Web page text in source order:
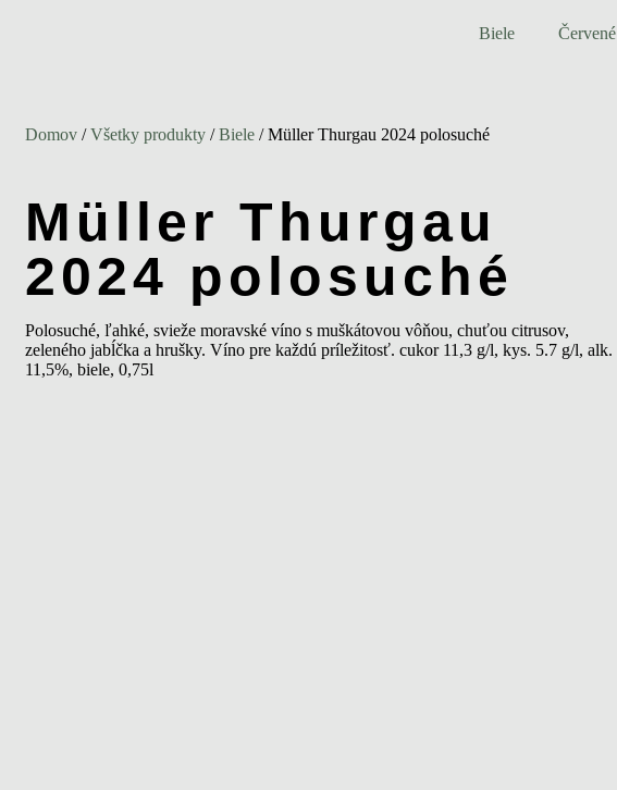
Biele Červené
Domov /Všetky produkty /Biele / Müller Thurgau 2024 polosuché
Müller Thurgau
2024 polosuché
Polosuché, ľahké, svieže moravské víno s muškátovou vôňou, chuťou citrusov,
zeleného jabĺčka a hrušky. Víno pre každú príležitosť. cukor 11,3 g/l, kys. 5.7 g/l, alk.
11,5%, biele, 0,75l